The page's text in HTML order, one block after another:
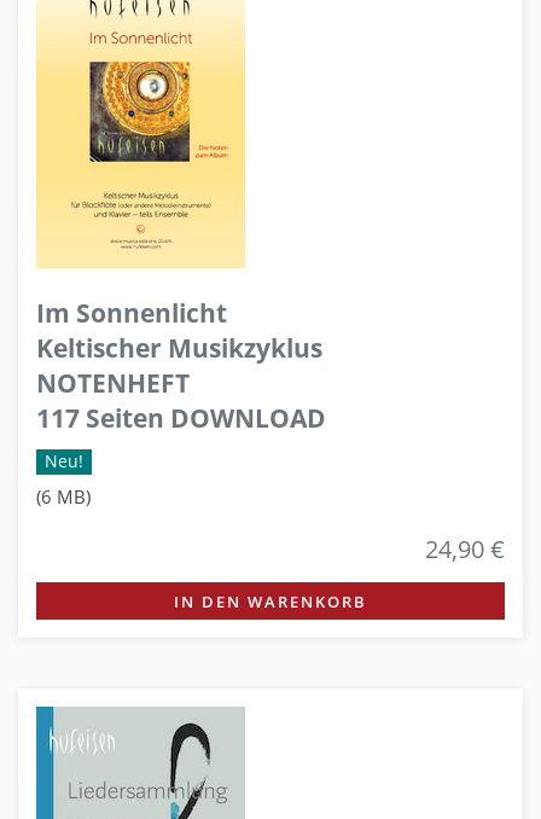
Im Sonnenlicht
Keltischer Musikzyklus
NOTENHEFT
117 Seiten DOWNLOAD
Neu!
(6 MB)
24,90 €
IN DEN WARENKORB